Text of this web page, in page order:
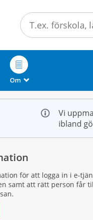
Om _
Vi
ibland
för att logga in i e-
samt att rätt person får